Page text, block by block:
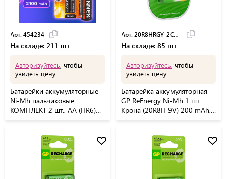
Арт. 454234
На складе: 211 шт
Авторизуйтесь , чтобы
увидеть цену
Батарейки аккумуляторные
Ni-Mh пальчиковые
КОМПЛЕКТ 2 шт., АА (HR6)
Арт. 20R8HRGY-2CRCB1
На складе: 85 шт
Авторизуйтесь , чтобы
увидеть цену
Батарейка аккумуляторная
GP ReEnergy Ni-Mh 1 шт
Крона (20R8H 9V) 200 mAh,